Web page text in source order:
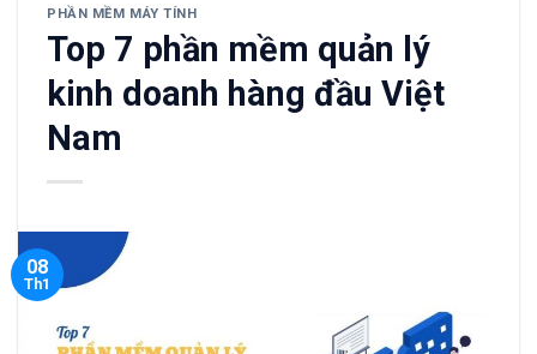
PHẦN MỀM MÁY TÍNH
Top 7 phần mềm quản lý
kinh doanh hàng đầu Việt
Nam
08
Th1